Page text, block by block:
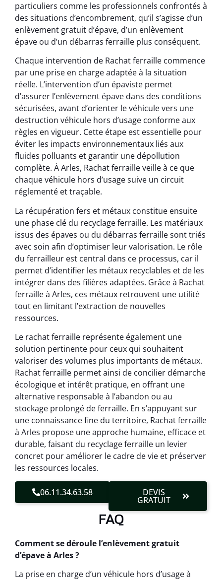
particuliers comme les professionnels confrontés à
des situations d’encombrement, qu’il s’agisse d’un
enlèvement gratuit d’épave, d’un enlèvement
épave ou d’un débarras ferraille plus conséquent.
Chaque intervention de Rachat ferraille commence
par une prise en charge adaptée à la situation
réelle. L’intervention d’un épaviste permet
d’assurer l’enlèvement épave dans des conditions
sécurisées, avant d’orienter le véhicule vers une
destruction véhicule hors d’usage conforme aux
règles en vigueur. Cette étape est essentielle pour
éviter les impacts environnementaux liés aux
fluides polluants et garantir une dépollution
complète. À Arles, Rachat ferraille veille à ce que
chaque véhicule hors d’usage suive un circuit
réglementé et traçable.
La récupération fers et métaux constitue ensuite
une phase clé du recyclage ferraille. Les matériaux
issus des épaves ou du débarras ferraille sont triés
avec soin afin d’optimiser leur valorisation. Le rôle
du ferrailleur est central dans ce processus, car il
permet d’identifier les métaux recyclables et de les
intégrer dans des filières adaptées. Grâce à Rachat
ferraille à Arles, ces métaux retrouvent une utilité
tout en limitant l’extraction de nouvelles
ressources.
Le rachat ferraille représente également une
solution pertinente pour ceux qui souhaitent
valoriser des volumes plus importants de métaux.
Rachat ferraille permet ainsi de concilier démarche
écologique et intérêt pratique, en offrant une
alternative responsable à l’abandon ou au
stockage prolongé de ferraille. En s’appuyant sur
une connaissance fine du territoire, Rachat ferraille
à Arles propose une approche humaine, efficace et
durable, faisant du recyclage ferraille un levier
concret pour améliorer le cadre de vie et préserver
les ressources locales.
06.11.34.63.58 DEVIS
GRATUIT
FAQ
Comment se déroule l’enlèvement gratuit
d’épave à Arles ?
La prise en charge d’un véhicule hors d’usage à